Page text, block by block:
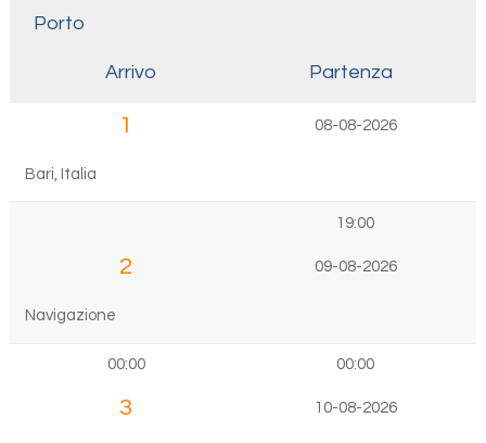
Porto
Arrivo Partenza
1 08-08-2026
Bari, Italia
19:00
2 09-08-2026
Navigazione
00:00 00:00
3 10-08-2026